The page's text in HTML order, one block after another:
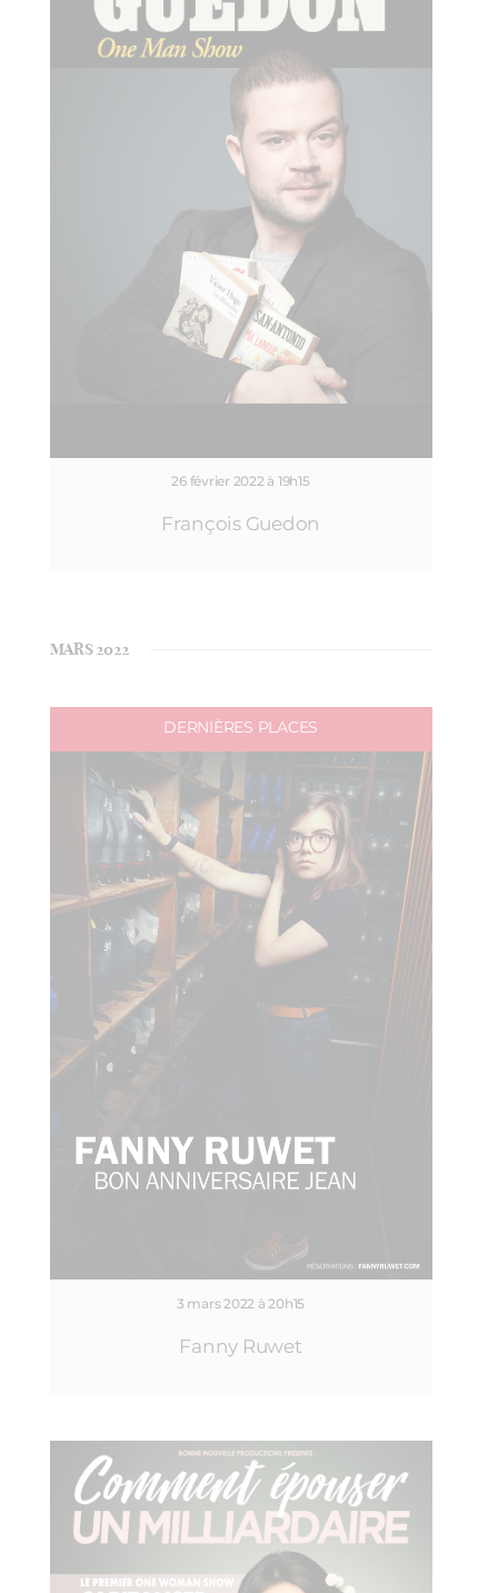
26 février 2022 à 19h15
François Guedon
MARS 2022
DERNIÈRES PLACES
3 mars 2022 à 20h15
Fanny Ruwet